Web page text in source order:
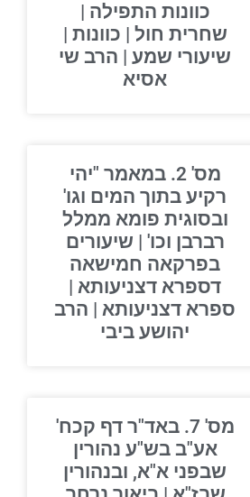
כוונות התפילה |
שחרית חול | כוונות |
שיעורי שמע | הרב שי
אסיא
מס' 2. במאמר "יהי
רקיע בתוך המים וגו'
ובסוגית פומא ממלל
רברבן וכו' | שיעורים
בפרקאה חמישאה
דספרא דצניעותא |
ספרא דצניעותא | הרב
יהושע ביבי
מס' 7. באד"ר דף קכח'
אע"ב בש"ע נהורין
שבפני א"א, ובנהורין